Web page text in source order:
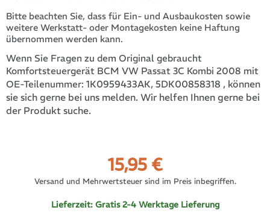
Bitte beachten Sie, dass für Ein- und Ausbaukosten sowie
weitere Werkstatt- oder Montagekosten keine Haftung
übernommen werden kann.
Wenn Sie Fragen zu dem Original gebraucht
Komfortsteuergerät BCM VW Passat 3C Kombi 2008 mit
OE-Teilenummer: 1K0959433AK, 5DK00858318 , können
sie sich gerne bei uns melden. Wir helfen Ihnen gerne bei
der Produkt suche.
15,95 €
Versand und Mehrwertsteuer sind im Preis inbegriffen.
Lieferzeit: Gratis 2-4 Werktage Lieferung